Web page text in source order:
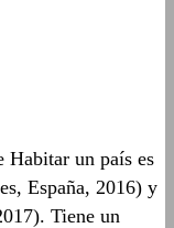
Habitar un país es
España, 2016) y
Tiene un